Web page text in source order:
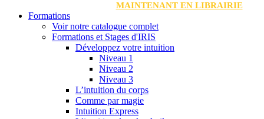
MAINTENANT EN LIBRAIRIE
Formations
Voir notre catalogue complet
Formations et Stages d'IRIS
Développez votre intuition
Niveau 1
Niveau 2
Niveau 3
L’intuition du corps
Comme par magie
Intuition Express